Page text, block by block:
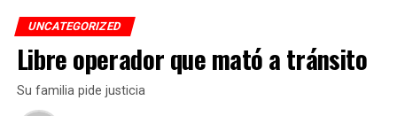
Quintana Roo.
De obtener resultados favorables en esa etapa, el equipo
tendría la posibilidad de representar a México en la final
internacional de la WRO, que se efectuará en Costa Rica.
UNCATEGORIZED
Libre operador que mató a tránsito
Su familia pide justicia